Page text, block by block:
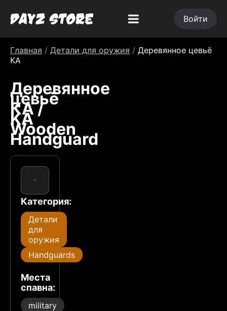
Войти
Главная / Детали для оружия / Деревянное цевьё
КА
Деревянное
цевьё
КА /
KA
Wooden
Handguard
Категория:
Детали
для
оружия
Handguards
Места
спавна:
military